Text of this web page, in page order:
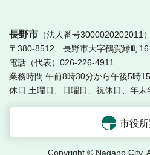
長野市 （法人番号3000020202011）
〒380-8512 長野市大字鶴賀緑町
電話（代表）026-226-4911
業務時間 午前8時30分から午後5時
休日 土曜日、日曜日、祝休日、年末
市役
Copyright © Nagano City.